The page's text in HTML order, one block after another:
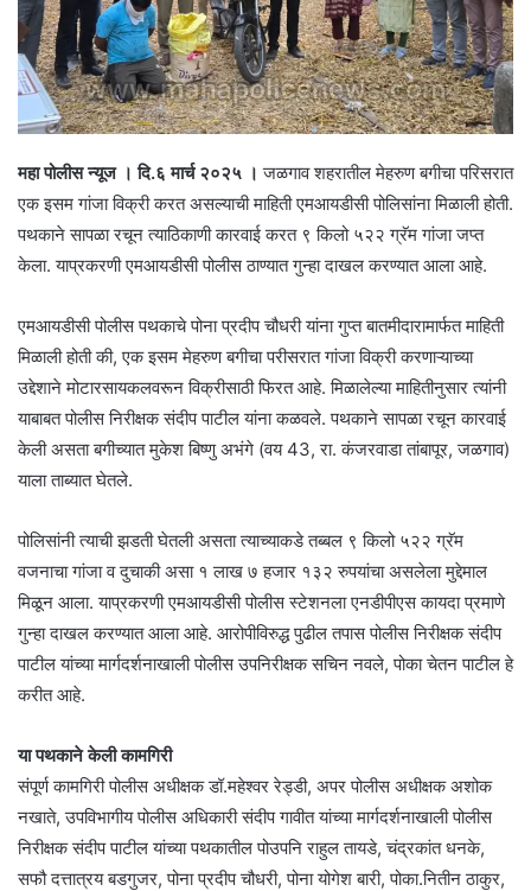
महा पोलीस न्यूज । दि.६ मार्च २०२५ । जळगाव शहरातील मेहरुण बगीचा परिसरात
एक इसम गांजा विक्री करत असल्याची माहिती एमआयडीसी पोलिसांना मिळाली होती.
पथकाने सापळा रचून त्याठिकाणी कारवाई करत ९ किलो ५२२ ग्रॅम गांजा जप्त
केला. याप्रकरणी एमआयडीसी पोलीस ठाण्यात गुन्हा दाखल करण्यात आला आहे.
एमआयडीसी पोलीस पथकाचे पोना प्रदीप चौधरी यांना गुप्त बातमीदारामार्फत माहिती
मिळाली होती की, एक इसम मेहरुण बगीचा परीसरात गांजा विक्री करणाऱ्याच्या
उद्देशाने मोटारसायकलवरून विक्रीसाठी फिरत आहे. मिळालेल्या माहितीनुसार त्यांनी
याबाबत पोलीस निरीक्षक संदीप पाटील यांना कळवले. पथकाने सापळा रचून कारवाई
केली असता बगीच्यात मुकेश बिष्णु अभंगे (वय 43, रा. कंजरवाडा तांबापूर, जळगाव)
याला ताब्यात घेतले.
पोलिसांनी त्याची झडती घेतली असता त्याच्याकडे तब्बल ९ किलो ५२२ ग्रॅम
वजनाचा गांजा व दुचाकी असा १ लाख ७ हजार १३२ रुपयांचा असलेला मुद्देमाल
मिळून आला. याप्रकरणी एमआयडीसी पोलीस स्टेशनला एनडीपीएस कायदा प्रमाणे
गुन्हा दाखल करण्यात आला आहे. आरोपीविरुद्ध पुढील तपास पोलीस निरीक्षक संदीप
पाटील यांच्या मार्गदर्शनाखाली पोलीस उपनिरीक्षक सचिन नवले, पोका चेतन पाटील हे
करीत आहे.
या पथकाने केली कामगिरी
संपूर्ण कामगिरी पोलीस अधीक्षक डॉ.महेश्वर रेड्डी, अपर पोलीस अधीक्षक अशोक
नखाते, उपविभागीय पोलीस अधिकारी संदीप गावीत यांच्या मार्गदर्शनाखाली पोलीस
निरीक्षक संदीप पाटील यांच्या पथकातील पोउपनि राहुल तायडे, चंद्रकांत धनके,
सफौ दत्तात्रय बडगुजर, पोना प्रदीप चौधरी, पोना योगेश बारी, पोका.नितीन ठाकुर,